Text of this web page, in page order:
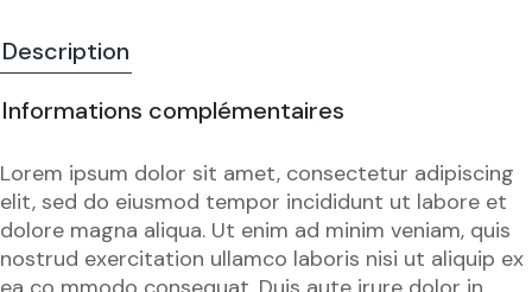
Description
Informations complémentaires
Lorem ipsum dolor sit amet, consectetur adipiscing
elit, sed do eiusmod tempor incididunt ut labore et
dolore magna aliqua. Ut enim ad minim veniam, quis
nostrud exercitation ullamco laboris nisi ut aliquip ex